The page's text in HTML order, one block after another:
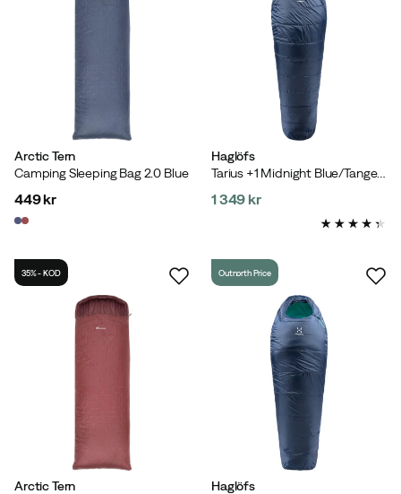
Arctic Tern
Camping Sleeping Bag 2.0 Blue
price
449 kr
Haglöfs
Tarius +1 Midnight Blue/Tangerine
1 349 kr
Arctic Tern
35% - KOD
Haglöfs
Outnorth Price